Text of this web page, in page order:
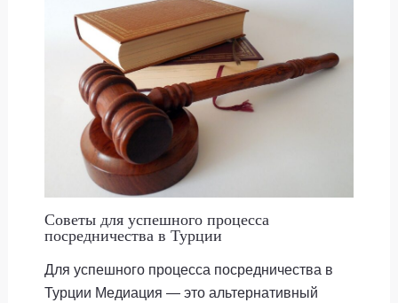
Советы для успешного процесса
посредничества в Турции
Для успешного процесса посредничества в
Турции Медиация — это альтернативный